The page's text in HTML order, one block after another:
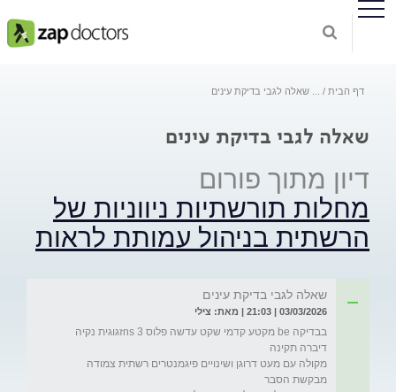
דף הבית שאלה לגבי בדיקת עינים
שאלה לגבי בדיקת עינים
דיון מתוך פורום
מחלות תורשתיות ניווניות של
הרשתית בניהול עמותת לראות
שאלה לגבי בדיקת עינים
03/03/2026 | 21:03 | מאת: צילי
בבדיקה be מקטע קדמי שקט עדשה פלוס 3 nsזגוגית נקיה